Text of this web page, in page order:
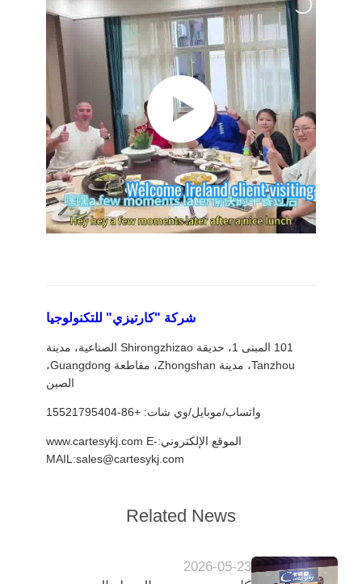
شركة "كارتيزي" للتكنولوجيا
101 المبنى 1، حديقة Shirongzhizao الصناعية، مدينة
Tanzhou، مدينة Zhongshan، مقاطعة Guangdong،
الصين
واتساب/موبايل/وي شات: +86-15521795404
الموقع الإلكتروني:www.cartesykj.com E-
MAIL:sales@cartesykj.com
Related News
2026-05-23